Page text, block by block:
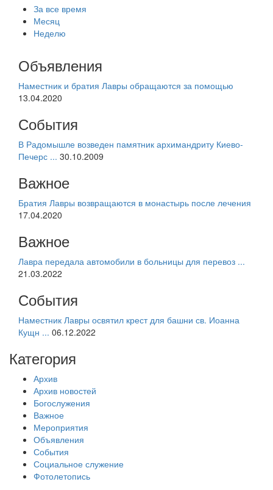
За все время
Месяц
Неделю
Объявления
Наместник и братия Лавры обращаются за помощью
13.04.2020
События
В Радомышле возведен памятник архимандриту Киево-
Печерс ... 30.10.2009
Важное
Братия Лавры возвращаются в монастырь после лечения
17.04.2020
Важное
Лавра передала автомобили в больницы для перевоз ...
21.03.2022
События
Наместник Лавры освятил крест для башни св. Иоанна
Кущн ... 06.12.2022
Категория
Архив
Архив новостей
Богослужения
Важное
Мероприятия
Объявления
События
Социальное служение
Фотолетопись